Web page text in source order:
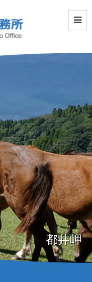
都井岬